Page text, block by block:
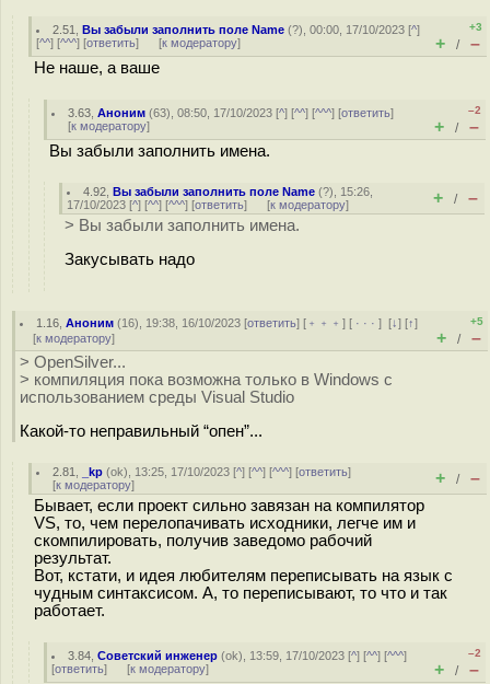
2.51 ,Вы забыли заполнить поле Name (?), 00:00, 17/10/2023 [^]
[^^] [^^^] [ответить] [к модератору]
+3
+ / –
Не наше, а ваше
3.63 ,Аноним (63), 08:50, 17/10/2023 [^] [^^] [^^^] [ответить]
[к модератору]
–2
+ / –
Вы забыли заполнить имена.
4.92 ,Вы забыли заполнить поле Name (?), 15:26,
17/10/2023 [^] [^^] [^^^] [ответить] [к модератору] + / –
> Вы забыли заполнить имена.
Закусывать надо
1.16 ,Аноним (16), 19:38, 16/10/2023 [ответить] [ ﹢﹢﹢] [ · · ·][↓] [↑]
[к модератору]
+5
+ / –
> OpenSilver...
> компиляция пока возможна только в Windows с
использованием среды Visual Studio
Какой-то неправильный “опен”...
2.81 _kp (ok), 13:25, 17/10/2023 [^] [^^] [^^^] [ответить]
[к модератору] + / –
Бывает, если проект сильно завязан на компилятор
VS, то, чем перелопачивать исходники, легче им и
скомпилировать, получив заведомо рабочий
результат.
Вот, кстати, и идея любителям переписывать на язык с
чудным синтаксисом. А, то переписывают, то что и так
работает.
3.84 ,Советский инженер (ok), 13:59, 17/10/2023 [^] [^^] [^^^]
[ответить] [к модератору]
–2
+ / –